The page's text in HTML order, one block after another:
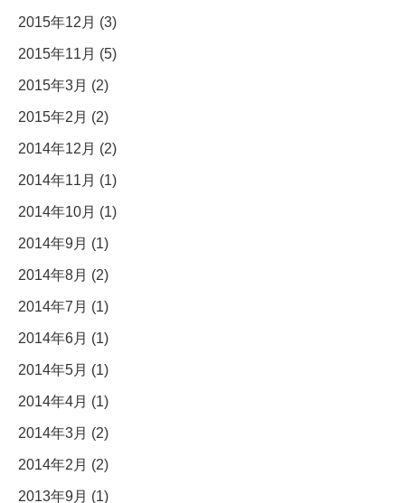
2015年12月 (3)
2015年11月 (5)
2015年3月 (2)
2015年2月 (2)
2014年12月 (2)
2014年11月 (1)
2014年10月 (1)
2014年9月 (1)
2014年8月 (2)
2014年7月 (1)
2014年6月 (1)
2014年5月 (1)
2014年4月 (1)
2014年3月 (2)
2014年2月 (2)
2013年9月 (1)